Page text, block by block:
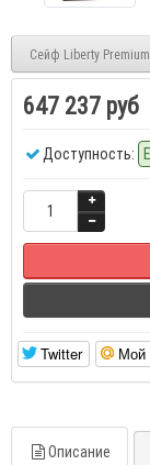
Сейф Liberty
647 237 руб
Доступность:
Twitter Мой
Описание